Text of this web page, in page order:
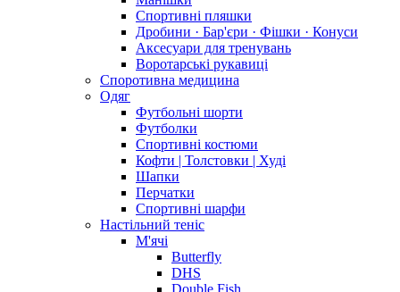
Спортивні пляшки
Дробини · Бар'єри · Фішки · Конуси
Аксесуари для тренувань
Воротарські рукавиці
Споротивна медицина
Одяг
Футбольні шорти
Футболки
Спортивні костюми
Кофти | Толстовки | Худі
Шапки
Перчатки
Спортивні шарфи
Настільний теніс
М'ячі
Butterfly
DHS
Double Fish